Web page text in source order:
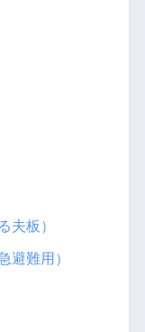
夫板）
避難用）